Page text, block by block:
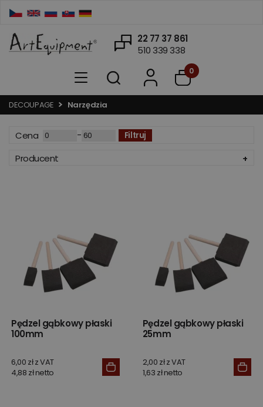
22 77 37 861
510 339 338
0
DECOUPAGE Narzędzia
Cena - Filtruj
Producent
Pędzel gąbkowy płaski
100mm
6,00 zł z VAT
4,88 zł netto
Pędzel gąbkowy płaski
25mm
2,00 zł z VAT
1,63 zł netto